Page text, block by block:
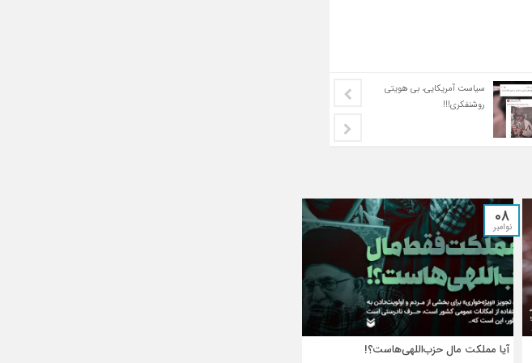
ونزوئلا، صحنه تلاش آمریکا برای
08
نوامبر
آیا مملکت مال حزب‌اللهی‌هاست؟!